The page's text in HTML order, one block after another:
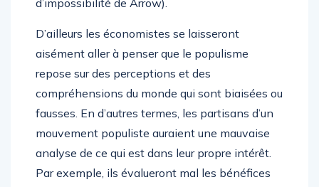
d’impossibilité de Arrow).
D’ailleurs les économistes se laisseront
aisément aller à penser que le populisme
repose sur des perceptions et des
compréhensions du monde qui sont biaisées ou
fausses. En d’autres termes, les partisans d’un
mouvement populiste auraient une mauvaise
analyse de ce qui est dans leur propre intérêt.
Par exemple, ils évalueront mal les bénéfices